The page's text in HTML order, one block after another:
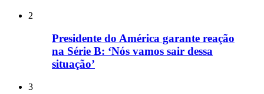
2
Presidente do América garante reação
na Série B: ‘Nós vamos sair dessa
situação’
3